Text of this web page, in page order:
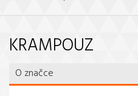
KRAMPOUZ
O značce